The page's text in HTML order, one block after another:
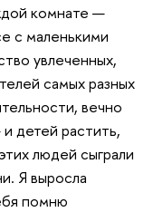
комнате —
с маленькими
увлеченных,
самых разных
вечно
детей растить,
людей сыграли
Я выросла
помню